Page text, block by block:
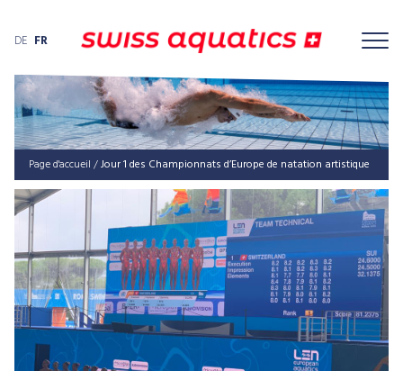
DE FR
Page d'accueil /Jour 1 des Cham­pion­nats d’Eu­ro­pe de nata­ti­on artistique